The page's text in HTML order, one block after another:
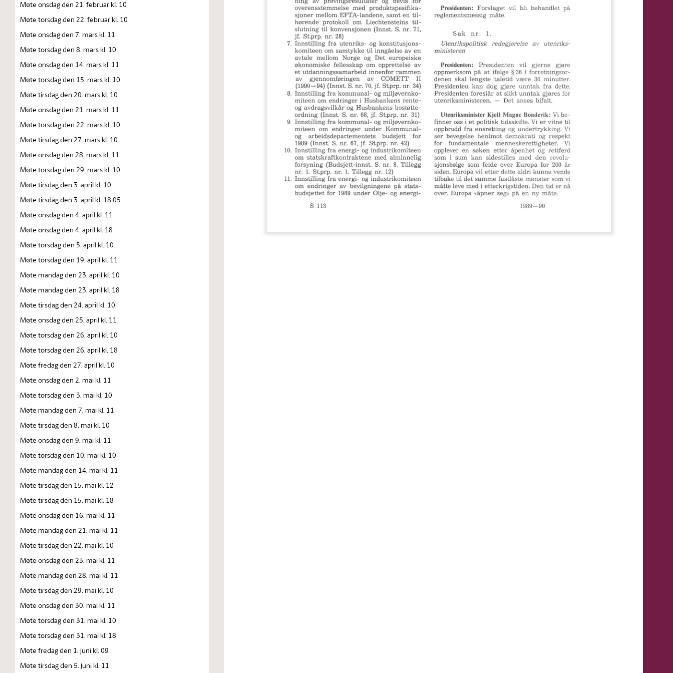
Møte onsdag den 21. februar kl. 10
Møte torsdag den 22. februar kl. 10
Møte onsdag den 7. mars kl. 11
Møte torsdag den 8. mars kl. 10
Møte onsdag den 14. mars kl. 11
Møte torsdag den 15. mars kl. 10
Møte tirsdag den 20. mars kl. 10
Møte onsdag den 21. mars kl. 11
Møte torsdag den 22. mars kl. 10
Møte tirsdag den 27. mars kl. 10
Møte onsdag den 28. mars kl. 11
Møte torsdag den 29. mars kl. 10
Møte tirsdag den 3. april kl. 10
Møte tirsdag den 3. april kl. 18.05
Møte onsdag den 4. april kl. 11
Møte onsdag den 4. april kl. 18
Møte torsdag den 5. april kl. 10
Møte torsdag den 19. april kl. 11
Møte mandag den 23. april kl. 10
Møte mandag den 23. april kl. 18
Møte tirsdag den 24. april kl. 10
Møte onsdag den 25. april kl. 11
Møte torsdag den 26. april kl. 10
Møte torsdag den 26. april kl. 18
Møte fredag den 27. april kl. 10
Møte onsdag den 2. mai kl. 11
Møte torsdag den 3. mai kl. 10
Møte mandag den 7. mai kl. 11
Møte tirsdag den 8. mai kl. 10
Møte onsdag den 9. mai kl. 11
Møte torsdag den 10. mai kl. 10
Møte mandag den 14. mai kl. 11
Møte tirsdag den 15. mai kl. 12
Møte tirsdag den 15. mai kl. 18
Møte onsdag den 16. mai kl. 11
Møte mandag den 21. mai kl. 11
Møte tirsdag den 22. mai kl. 10
Møte onsdag den 23. mai kl. 11
Møte mandag den 28. mai kl. 11
Møte tirsdag den 29. mai kl. 10
Møte onsdag den 30. mai kl. 11
Møte torsdag den 31. mai kl. 10
Møte torsdag den 31. mai kl. 18
Møte fredag den 1. juni kl. 09
Møte tirsdag den 5. juni kl. 11